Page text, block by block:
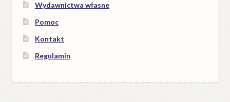
Wydawnictwa własne
Pomoc
Kontakt
Regulamin